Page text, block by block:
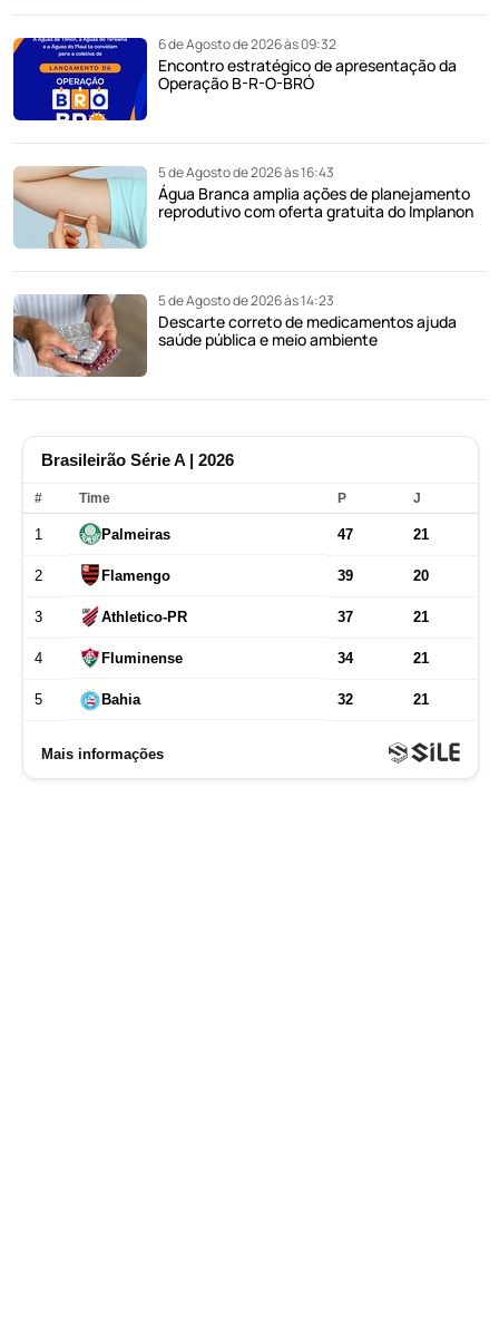
6 de Agosto de 2026 às 09:32
Encontro estratégico de apresentação da
Operação B-R-O-BRÓ
5 de Agosto de 2026 às 16:43
Água Branca amplia ações de planejamento
reprodutivo com oferta gratuita do Implanon
5 de Agosto de 2026 às 14:23
Descarte correto de medicamentos ajuda
saúde pública e meio ambiente